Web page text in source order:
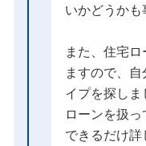
いかどうかも
また、住宅
ますので、
イプを探し
ローンを扱っ
できるだけ詳